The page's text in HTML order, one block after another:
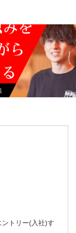
トリー(入社)す